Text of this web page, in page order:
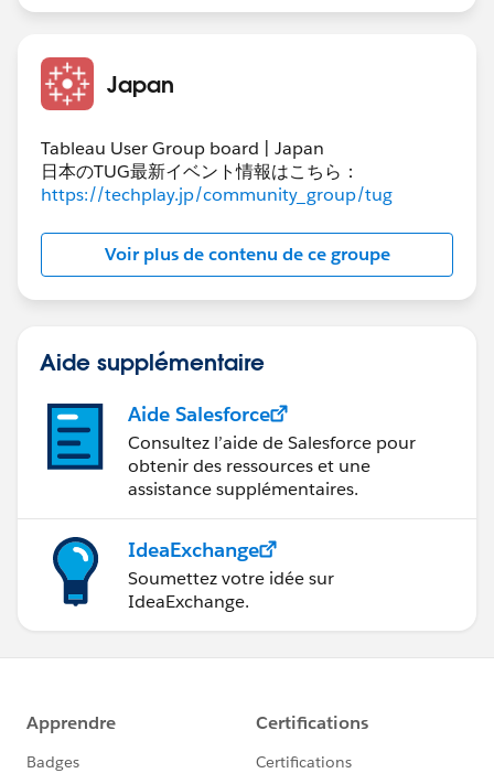
例えば、まず<***>で検索、そのブロック内で<*-sort>を
Japan
Tableau User Group board | Japan
日本のTUG最新イベント情報はこちら：
https://techplay.jp/community_group/tug
Voir plus de contenu de ce groupe
Aide supplémentaire
Aide Salesforce
Consultez l’aide de Salesforce pour
obtenir des ressources et une
assistance supplémentaires.
IdeaExchange
Soumettez votre idée sur
IdeaExchange.